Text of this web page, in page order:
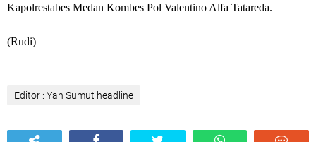
Kapolrestabes Medan Kombes Pol Valentino Alfa Tatareda.
(Rudi)
Editor : Yan Sumut headline